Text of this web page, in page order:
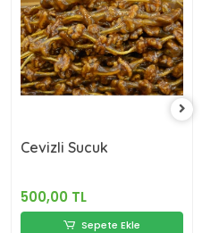
Cevizli Sucuk
500,00 TL
Sepete Ekle